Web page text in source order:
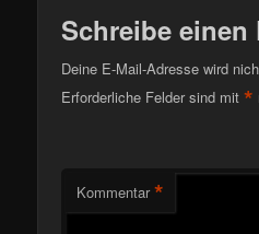
Schreibe einen
Deine E-Mail-Adresse wird
Erforderliche Felder sind mit*
Kommentar *